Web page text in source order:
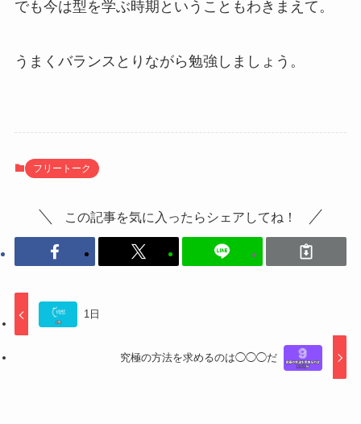
でも今は型を学ぶ時期ということもわきまえて。
うまくバランスとりながら勉強しましょう。
フリートーク
この記事を気に入ったらシェアしてね！
1日
究極の方法を求めるのは◯◯◯だ